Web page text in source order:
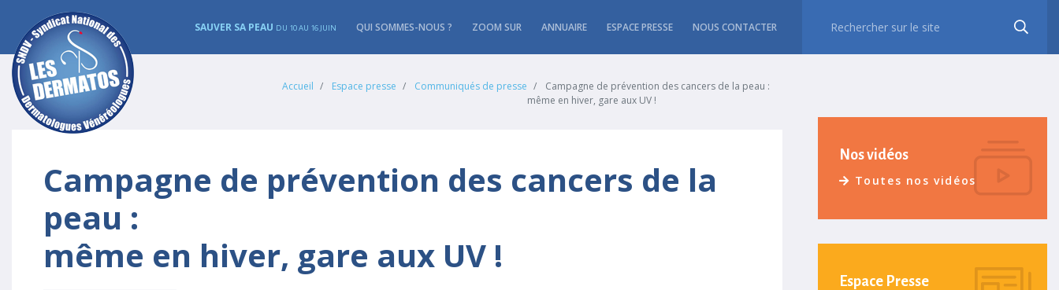
SAUVER SA PEAU DU 10 AU 16 JUIN QUI SOMMES-NOUS ? ZOOM SUR ANNUAIRE ESPACE PRESSE NOUS CONTACTER
Accueil Espace presse Communiqués de presse
Campagne de prévention des cancers de la peau :
même en hiver, gare aux UV !
Campagne de prévention des cancers de la
peau :
même en hiver, gare aux UV !
Nos vidéos
Toutes nos vidéos
Espace Presse